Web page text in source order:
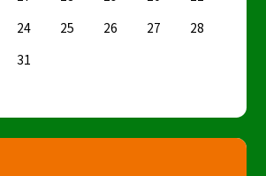
24 25 26 27
28
31